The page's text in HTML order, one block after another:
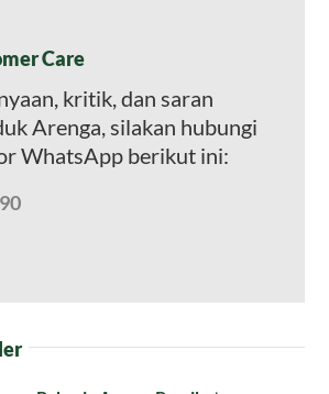
Care
kritik, dan saran
Arenga, silakan hubungi
WhatsApp berikut ini: